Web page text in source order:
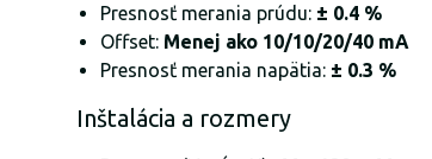
Presnosť merania prúdu: ± 0.4 %
Offset: Menej ako 10/10/20/40 mA
Presnosť merania napätia: ± 0.3 %
Inštalácia a rozmery